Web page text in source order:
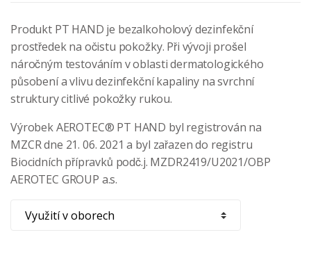
Produkt PT HAND je bezalkoholový dezinfekční
prostředek na očistu pokožky. Při vývoji prošel
náročným testováním v oblasti dermatologického
působení a vlivu dezinfekční kapaliny na svrchní
struktury citlivé pokožky rukou.
Výrobek AEROTEC® PT HAND byl registrován na
MZCR dne 21. 06. 2021 a byl zařazen do registru
Biocidních přípravků podč.j. MZDR2419/U2021/OBP
AEROTEC GROUP a.s.